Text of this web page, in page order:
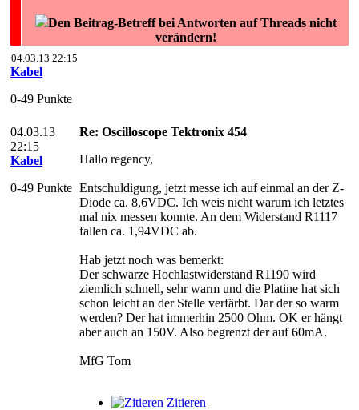
Den Beitrag-Betreff bei Antworten auf Threads nicht
verändern!
04.03.13 22:15
Kabel
0-49 Punkte
04.03.13
22:15
Kabel
0-49 Punkte
Re: Oscilloscope Tektronix 454
Hallo regency,
Entschuldigung, jetzt messe ich auf einmal an der Z-
Diode ca. 8,6VDC. Ich weis nicht warum ich letztes
mal nix messen konnte. An dem Widerstand R1117
fallen ca. 1,94VDC ab.
Hab jetzt noch was bemerkt:
Der schwarze Hochlastwiderstand R1190 wird
ziemlich schnell, sehr warm und die Platine hat sich
schon leicht an der Stelle verfärbt. Dar der so warm
werden? Der hat immerhin 2500 Ohm. OK er hängt
aber auch an 150V. Also begrenzt der auf 60mA.
MfG Tom
Zitieren